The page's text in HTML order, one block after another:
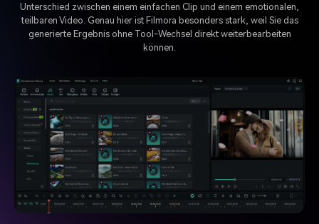
Unterschied zwischen einem einfachen Clip und einem emotionalen,
teilbaren Video. Genau hier ist Filmora besonders stark, weil Sie das
generierte Ergebnis ohne Tool-Wechsel direkt weiterbearbeiten
können.